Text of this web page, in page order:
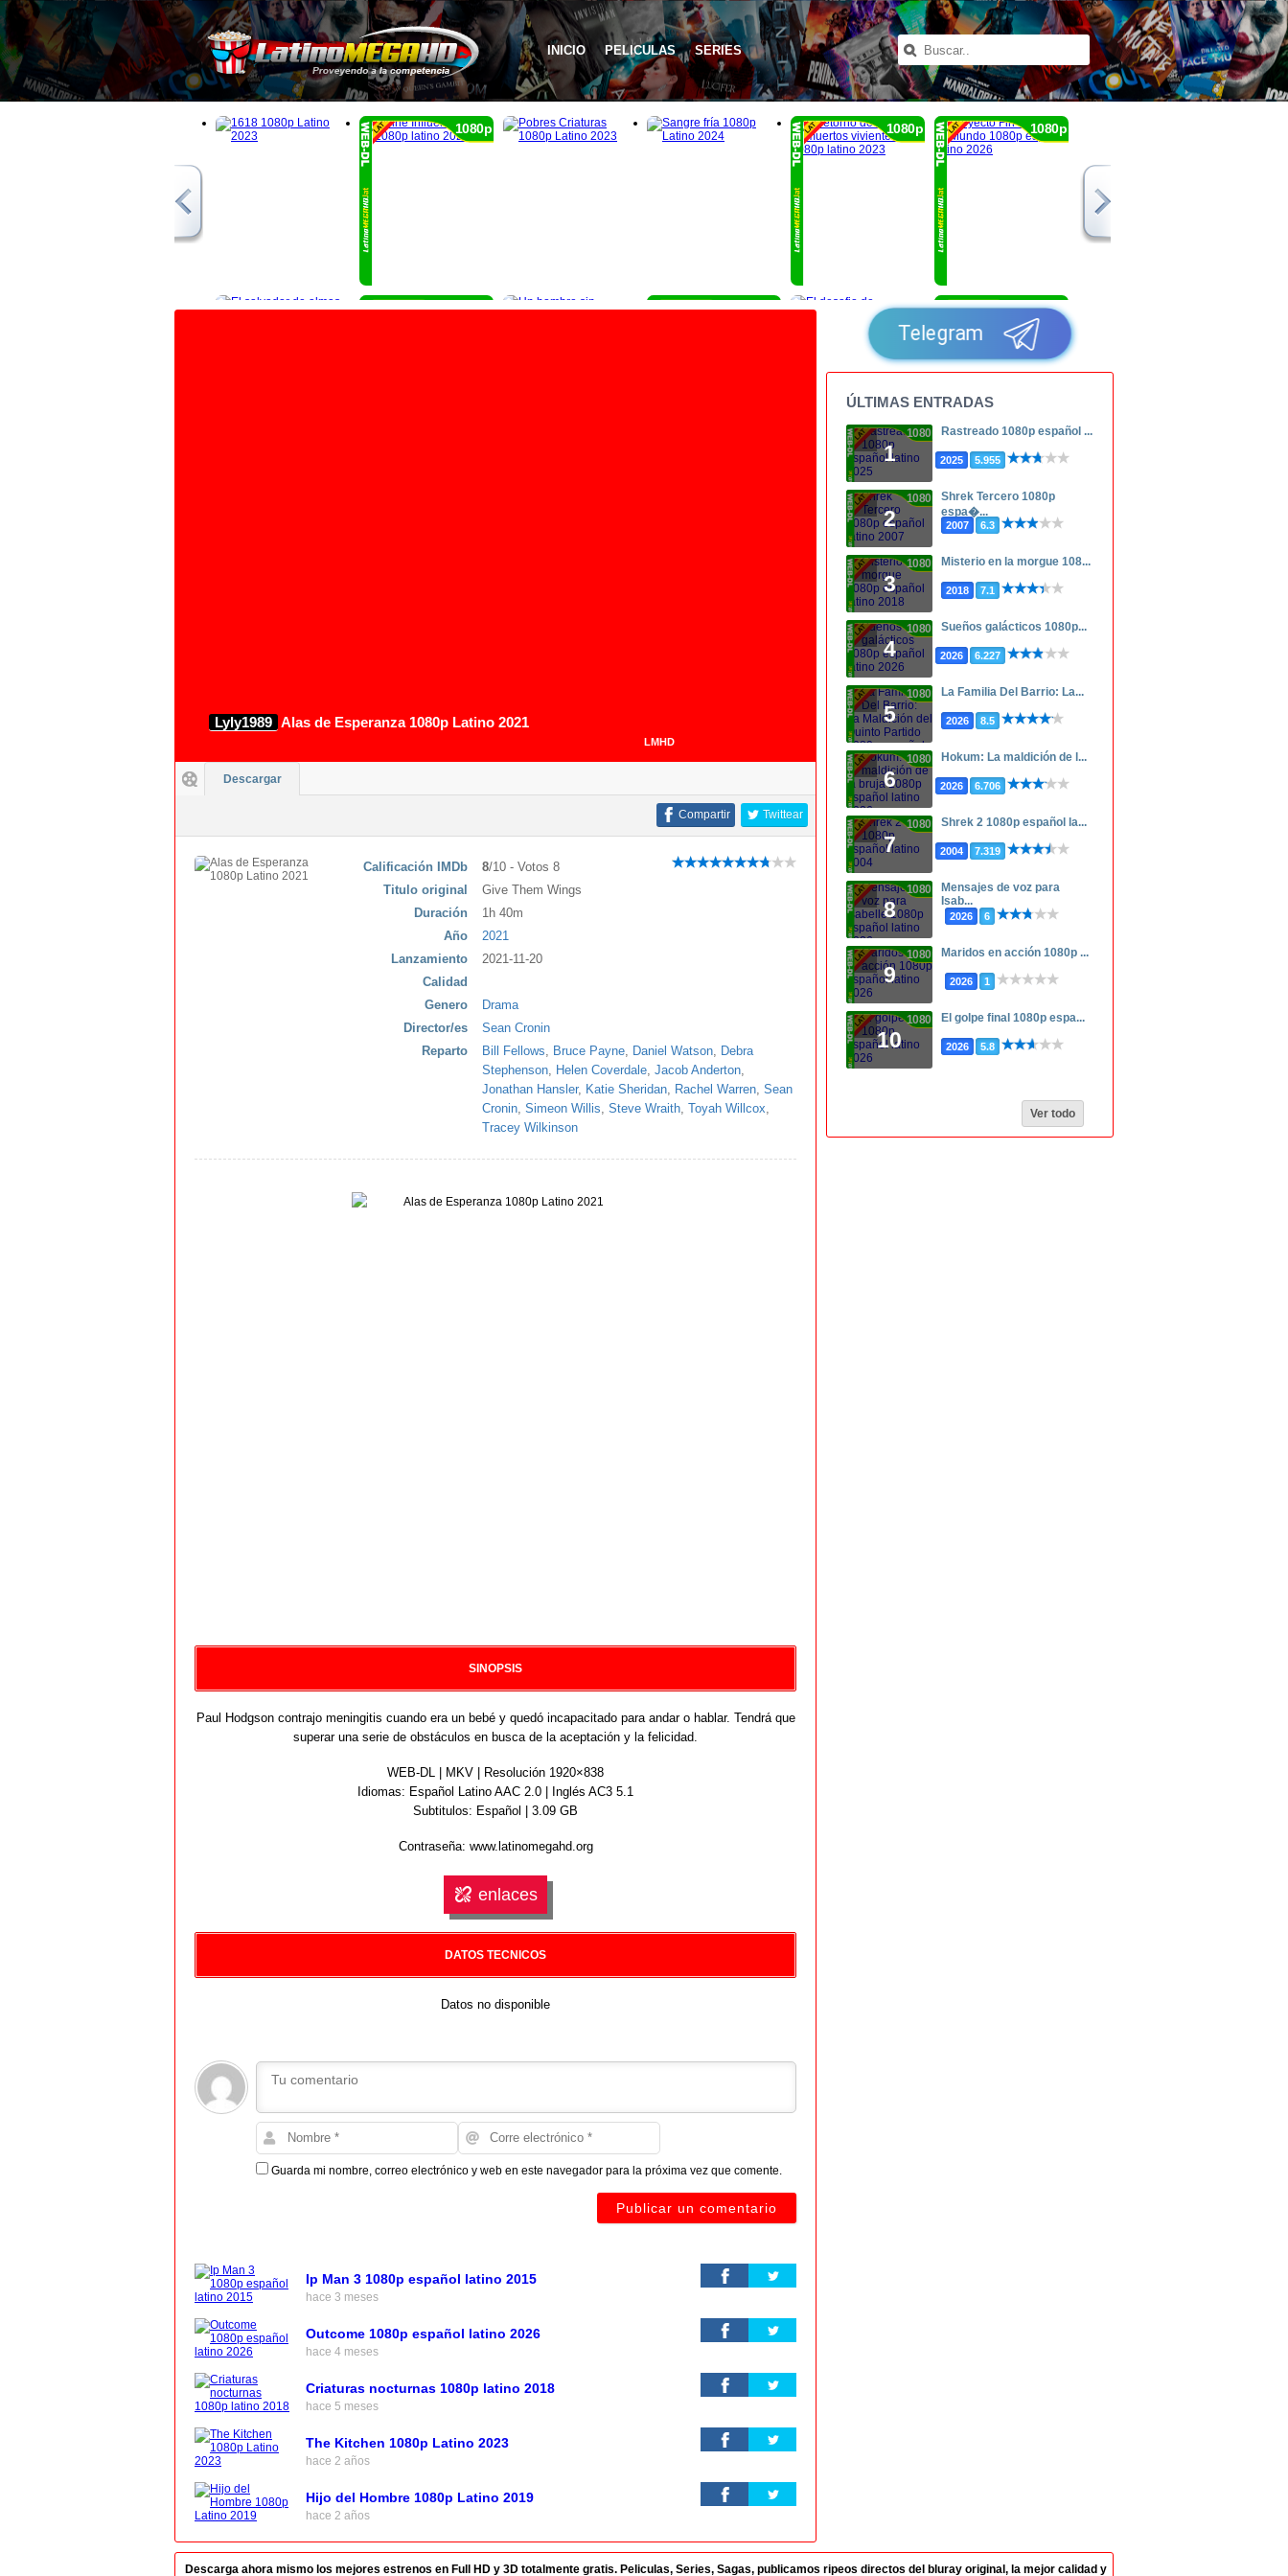
INICIO PELICULAS SERIES
1080p 1080p 1080p
1080p 1080p 1080p
Lyly1989 Alas de Esperanza 1080p Latino 2021
LMHD
Descargar
Twittear
Compartir
Calificación IMDb 8/10 - Votos 8
Titulo original
Give Them Wings
Duración
1h 40m
Año
2021
Lanzamiento
2021-11-20
Calidad
Genero
Drama
Director/es
Sean Cronin
Reparto
Bill Fellows, Bruce Payne, Daniel Watson, Debra
Stephenson, Helen Coverdale, Jacob Anderton,
Jonathan Hansler, Katie Sheridan, Rachel Warren, Sean
Cronin, Simeon Willis, Steve Wraith, Toyah Willcox,
Tracey Wilkinson
SINOPSIS
Paul Hodgson contrajo meningitis cuando era un bebé y quedó incapacitado para andar o hablar. Tendrá que
superar una serie de obstáculos en busca de la aceptación y la felicidad.
WEB-DL | MKV | Resolución 1920×838
Idiomas: Español Latino AAC 2.0 | Inglés AC3 5.1
Subtitulos: Español | 3.09 GB
Contraseña: www.latinomegahd.org
enlaces
DATOS TECNICOS
Datos no disponible
Guarda mi nombre, correo electrónico y web en este navegador para la próxima vez que comente.
Ip Man 3 1080p español latino 2015
hace 3 meses
Outcome 1080p español latino 2026
hace 4 meses
Criaturas nocturnas 1080p latino 2018
hace 5 meses
The Kitchen 1080p Latino 2023
hace 2 años
Hijo del Hombre 1080p Latino 2019
hace 2 años
Telegram
ÚLTIMAS ENTRADAS
1
1080p Rastreado 1080p español ...
2025 5.955
2
1080p
Shrek Tercero 1080p
espa�...
2007 6.3
3
1080p Misterio en la morgue 108...
2018 7.1
4
1080p Sueños galácticos 1080p...
2026 6.227
5
1080p La Familia Del Barrio: La...
2026 8.5
6
1080p Hokum: La maldición de l...
2026 6.706
7
1080p Shrek 2 1080p español la...
2004 7.319
8
1080p
Mensajes de voz para
Isab...
2026 6
9
1080p Maridos en acción 1080p ...
2026 1
10
1080p El golpe final 1080p espa...
2026 5.8
Ver todo
Descarga ahora mismo los mejores estrenos en Full HD y 3D totalmente gratis. Peliculas, Series, Sagas, publicamos ripeos directos del bluray original, la mejor calidad y